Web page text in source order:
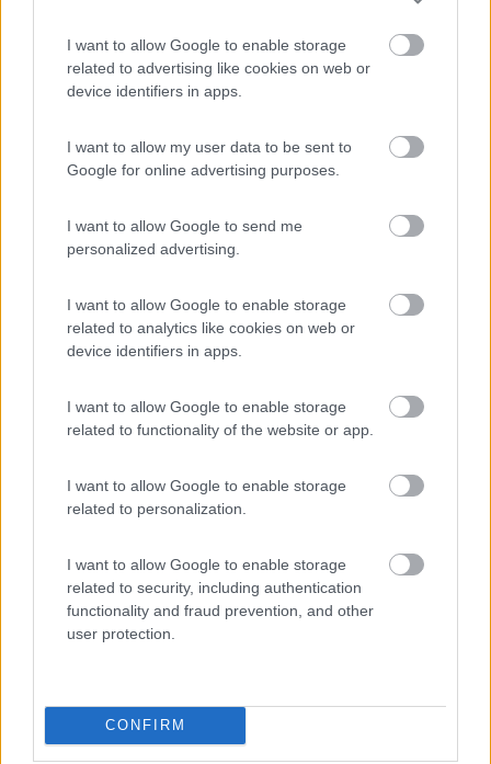
I want to allow Google to enable storage
related to advertising like cookies on web or
device identifiers in apps.
I want to allow my user data to be sent to
Google for online advertising purposes.
I want to allow Google to send me
personalized advertising.
I want to allow Google to enable storage
related to analytics like cookies on web or
device identifiers in apps.
I want to allow Google to enable storage
related to functionality of the website or app.
I want to allow Google to enable storage
related to personalization.
I want to allow Google to enable storage
related to security, including authentication
functionality and fraud prevention, and other
user protection.
CONFIRM
Camping La Panoramica
9,5
Nel cuore del Parco Nazionale d’Abruzzo, Lazio e
Molise...
Via Fausto Grassi (Viale Colli dell'Oro)